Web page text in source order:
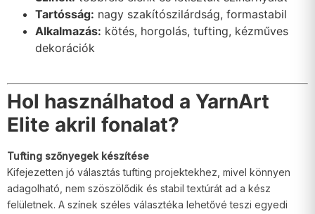
Tartósság: nagy szakítószilárdság, formastabil
Alkalmazás: kötés, horgolás, tufting, kézműves
dekorációk
Hol használhatod a YarnArt
Elite akril fonalat?
Tufting szőnyegek készítése
Kifejezetten jó választás tufting projektekhez, mivel könnyen
adagolható, nem szöszölődik és stabil textúrát ad a kész
felületnek. A színek széles választéka lehetővé teszi egyedi